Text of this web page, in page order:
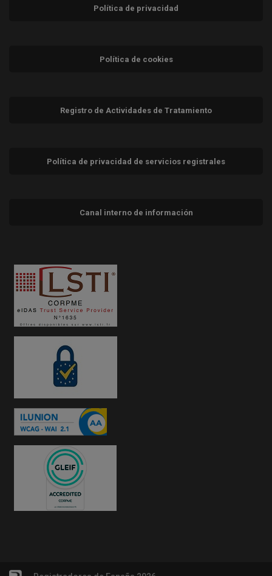
Política de privacidad
Política de cookies
Registro de Actividades de Tratamiento
Política de privacidad de servicios registrales
Canal interno de información